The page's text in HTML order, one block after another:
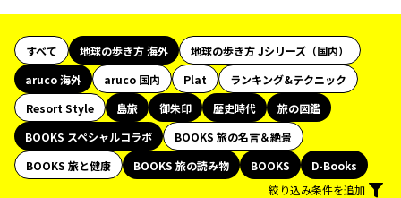
すべて 地球の歩き方 海外
地球の歩き方 Jシリーズ（国内）
aruco 海外
aruco 国内 Plat
ランキング&テクニック
Resort Style
島旅 御朱印 歴史時代
旅の図鑑
BOOKS スペシャルコラボ
BOOKS 旅の名言＆絶景
BOOKS 旅と健康
BOOKS 旅の読み物 BOOKS
D-Books
絞り込み条件を追加